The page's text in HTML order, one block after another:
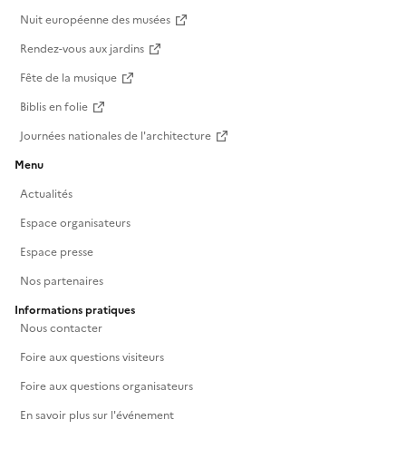
Nuit européenne des musées
Rendez-vous aux jardins
Fête de la musique
Biblis en folie
Journées nationales de l'architecture
Menu
Actualités
Espace organisateurs
Espace presse
Nos partenaires
Informations pratiques
Nous contacter
Foire aux questions visiteurs
Foire aux questions organisateurs
En savoir plus sur l'événement